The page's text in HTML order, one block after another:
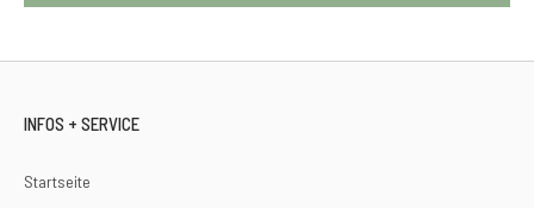
INFOS + SERVICE
Startseite